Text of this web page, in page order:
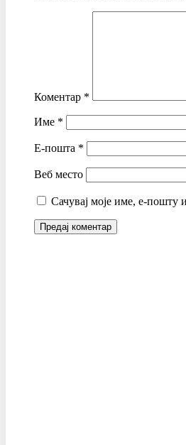
Коментар *
Име *
Е-пошта *
Веб место
Сачувај моје име, е-пошту